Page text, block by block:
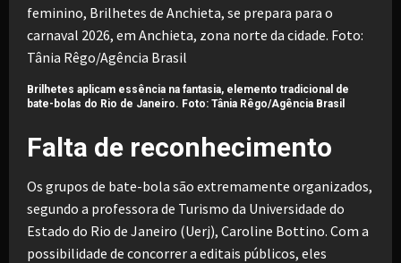
Brilhetes aplicam essência na fantasia, elemento tradicional de
bate-bolas do Rio de Janeiro. Foto: Tânia Rêgo/Agência Brasil
Falta de reconhecimento
Os grupos de bate-bola são extremamente organizados,
segundo a professora de Turismo da Universidade do
Estado do Rio de Janeiro (Uerj), Caroline Bottino. Com a
possibilidade de concorrer a editais públicos, eles